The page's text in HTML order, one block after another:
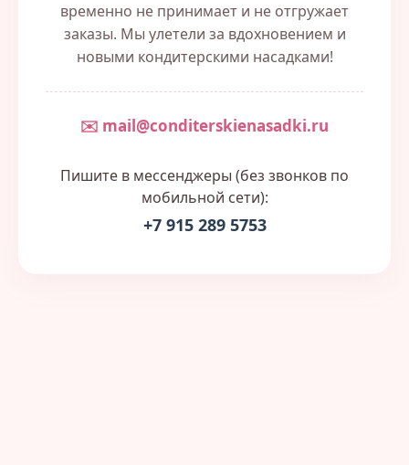
временно не принимает и не отгружает
заказы. Мы улетели за вдохновением и
новыми кондитерскими насадками!
✉️ mail@conditerskienasadki.ru
Пишите в мессенджеры (без звонков по
мобильной сети):
+7 915 289 5753